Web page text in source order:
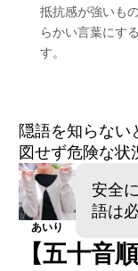
抵抗感が強いも
らかい言葉にす
す。
隠語を知らない
図せず危険な状
あいり
安全
語は
【五十音